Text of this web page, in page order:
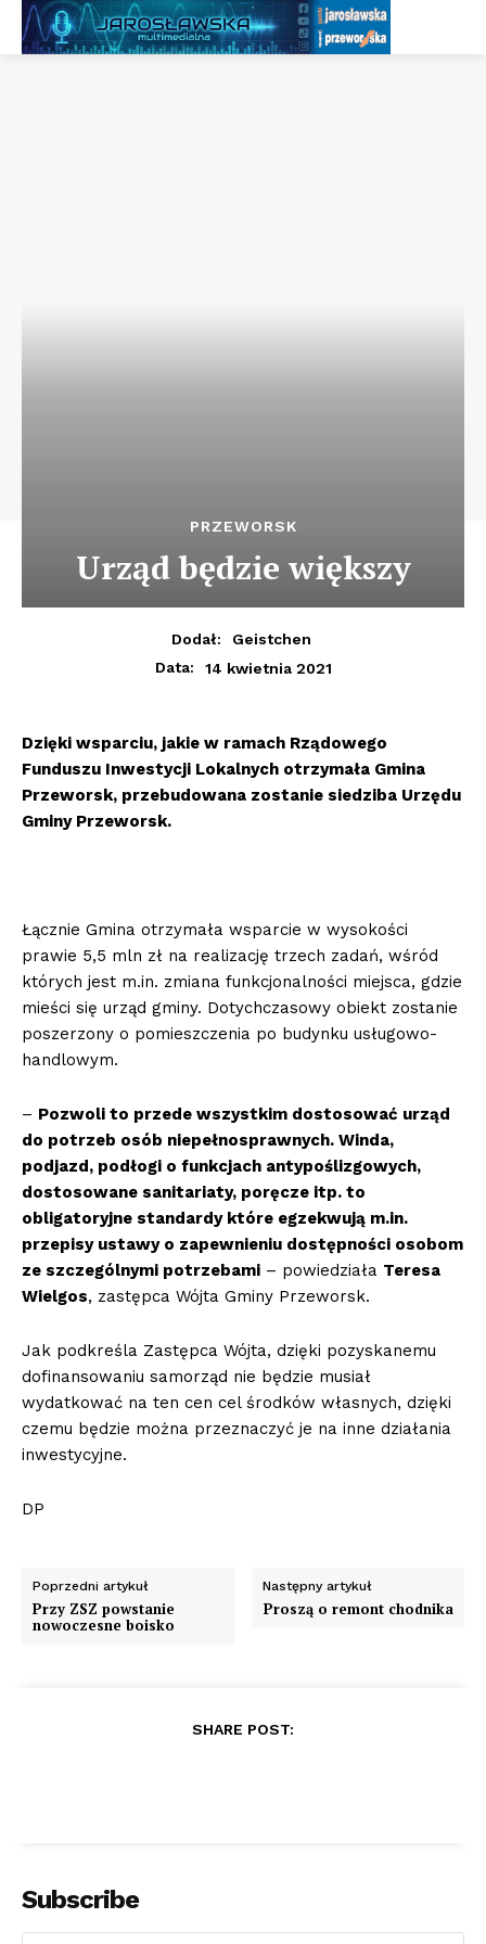
PRZEWORSK
Urząd będzie większy
Dodał:
Geistchen
Data:
14 kwietnia 2021
Dzięki wsparciu, jakie w ramach Rządowego
Funduszu Inwestycji Lokalnych otrzymała Gmina
Przeworsk, przebudowana zostanie siedziba Urzędu
Gminy Przeworsk.
Łącznie Gmina otrzymała wsparcie w wysokości
prawie 5,5 mln zł na realizację trzech zadań, wśród
których jest m.in. zmiana funkcjonalności miejsca, gdzie
mieści się urząd gminy. Dotychczasowy obiekt zostanie
poszerzony o pomieszczenia po budynku usługowo-
handlowym.
– Pozwoli to przede wszystkim dostosować urząd
do potrzeb osób niepełnosprawnych. Winda,
podjazd, podłogi o funkcjach antypoślizgowych,
dostosowane sanitariaty, poręcze itp. to
obligatoryjne standardy które egzekwują m.in.
przepisy ustawy o zapewnieniu dostępności osobom
ze szczególnymi potrzebami – powiedziała Teresa
Wielgos, zastępca Wójta Gminy Przeworsk.
Jak podkreśla Zastępca Wójta, dzięki pozyskanemu
dofinansowaniu samorząd nie będzie musiał
wydatkować na ten cen cel środków własnych, dzięki
czemu będzie można przeznaczyć je na inne działania
inwestycyjne.
DP
Poprzedni artykuł
Przy ZSZ powstanie
nowoczesne boisko
Następny artykuł
Proszą o remont chodnika
SHARE POST:
Subscribe